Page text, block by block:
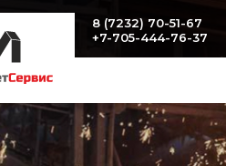
8 (7232) 70-51-67
+7-705-444-76-37